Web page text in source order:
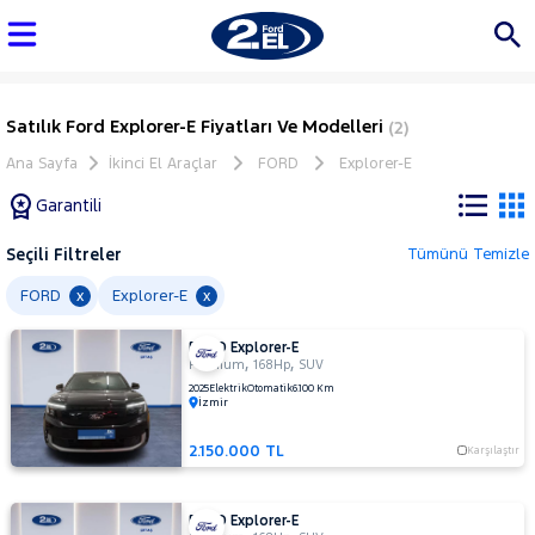
Satılık Ford Explorer-E Fiyatları Ve Modelleri (2)
Ana Sayfa İkinci El Araçlar FORD Explorer-E
Garantili
Tüm
Araçlar
AUDI
BMC
BMW
BYD
Seçili Filtreler Tümünü Temizle
FORD x Explorer-E x
FORD Explorer-E
Premium,168Hp, SUV
2025ElektrikOtomatik6.100 Km
İzmir
2.150.000 TL Karşılaştır
FORD Explorer-E